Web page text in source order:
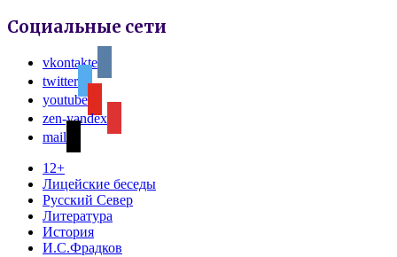
Социальные сети
vkontakte
twitter
youtube
zen-yandex
mail
12+
Лицейские беседы
Русский Север
Литература
История
И.С.Фрадков